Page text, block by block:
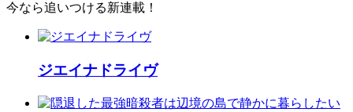
今なら追いつける新連載！
ジエイナドライヴ